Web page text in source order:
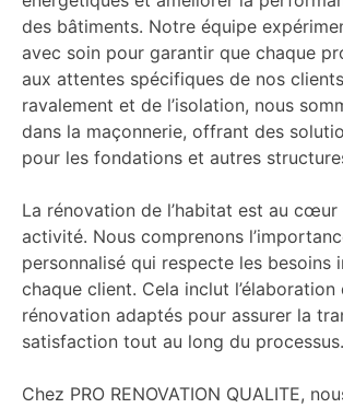
des bâtiments. Notre équipe
avec soin pour garantir que chaque
aux attentes spécifiques de nos
ravalement et de l’isolation, nous
dans la maçonnerie, offrant des
pour les fondations et autres
La rénovation de l’habitat est au
activité. Nous comprenons
personnalisé qui respecte les besoins
chaque client. Cela inclut l’élaboration
rénovation adaptés pour assurer la
satisfaction tout au long du processus.
Chez PRO RENOVATION QUALITE,